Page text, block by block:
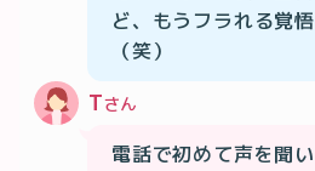
ど、もうフラれる覚
Tさん
電話で初めて声を聞